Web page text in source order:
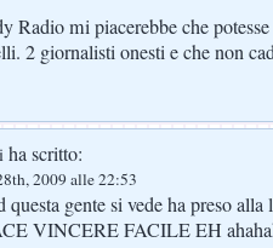
Radio mi piacerebbe che
2 giornalisti onesti e che non
ha scritto:
2009 alle 22:53
questa gente si vede ha preso
VINCERE FACILE EH